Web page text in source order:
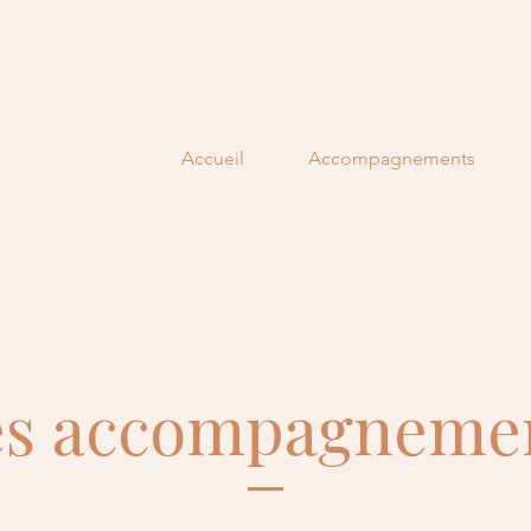
Accueil Accompagnements